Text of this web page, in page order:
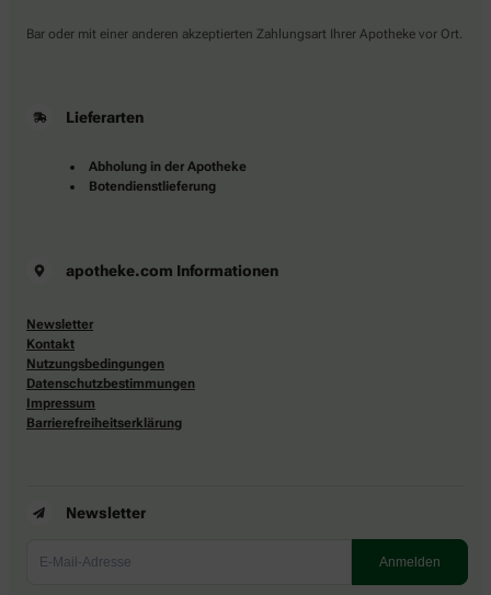
Bar oder mit einer anderen akzeptierten Zahlungsart Ihrer Apotheke vor Ort.
Lieferarten
Abholung in der Apotheke
Botendienstlieferung
apotheke.com Informationen
Newsletter
Kontakt
Nutzungsbedingungen
Datenschutzbestimmungen
Impressum
Barrierefreiheitserklärung
Newsletter